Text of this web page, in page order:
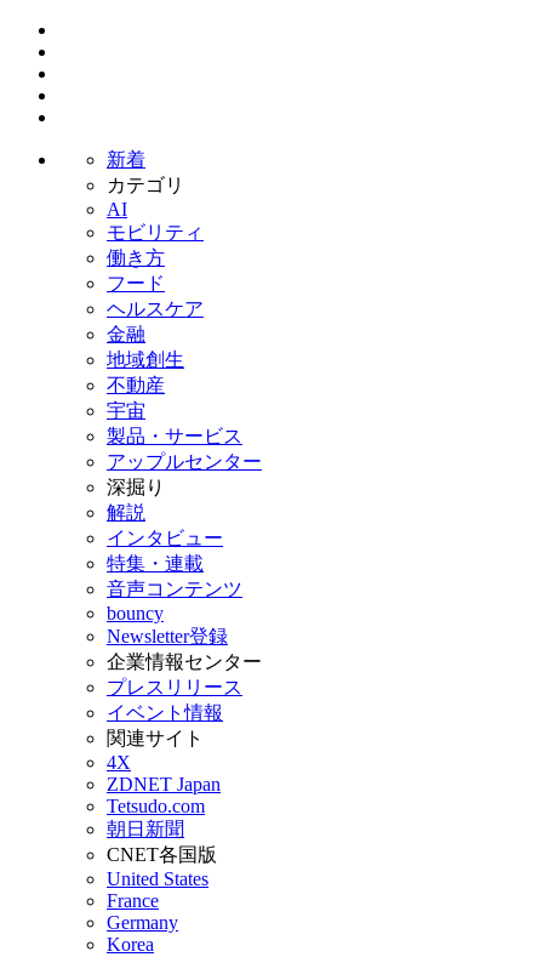
新着
カテゴリ
AI
モビリティ
働き方
フード
ヘルスケア
金融
地域創生
不動産
宇宙
製品・サービス
アップルセンター
深掘り
解説
インタビュー
特集・連載
音声コンテンツ
bouncy
Newsletter登録
企業情報センター
プレスリリース
イベント情報
関連サイト
4X
ZDNET Japan
Tetsudo.com
朝日新聞
CNET各国版
United States
France
Germany
Korea